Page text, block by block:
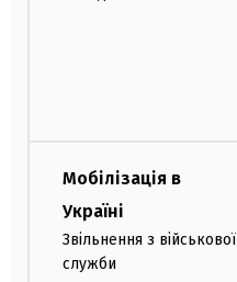
Мобілізація в
Україні
Звільнення з військової
служби